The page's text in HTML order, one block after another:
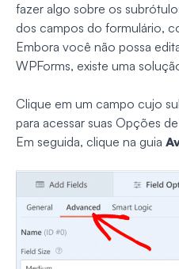
fazer algo sobre os
dos campos do formulário,
Embora você não possa
WPForms, existe uma
Clique em um campo cujo
para acessar suas Opções
Em seguida, clique na guia